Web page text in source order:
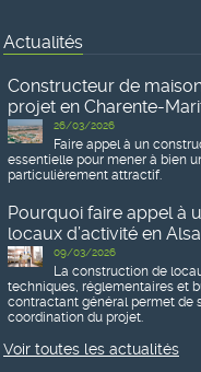
Actualités
Constructeur de
projet en Charente-
26/03/2026
Faire appel à un
essentielle pour mener à bien
particulièrement attractif.
Pourquoi faire appel à
locaux d’activité en
09/03/2026
La construction de
techniques, réglementaires et
contractant général permet de
coordination du projet.
Voir toutes les actualités